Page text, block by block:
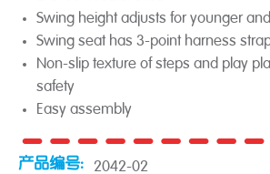
Swing height adjusts for younger
Swing seat has 3-point harness
Non-slip texture of steps and play
safety
Easy assembly
产品编号: 2042-02